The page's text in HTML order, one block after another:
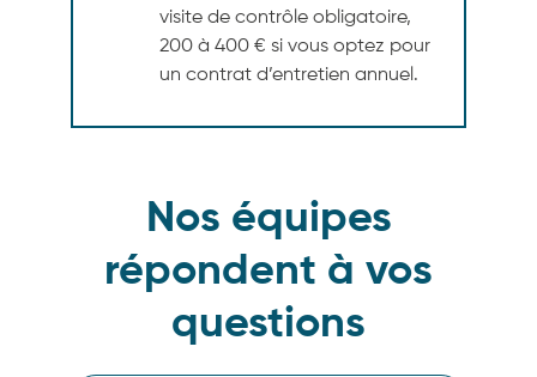
visite de contrôle obligatoire,
200 à 400 € si vous optez pour
un contrat d’entretien annuel.
Nos équipes
répondent à vos
questions